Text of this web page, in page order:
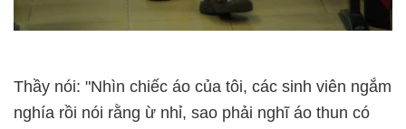
Thầy nói: "Nhìn chiếc áo của tôi, các sinh viên ngắm
nghía rồi nói rằng ừ nhỉ, sao phải nghĩ áo thun có